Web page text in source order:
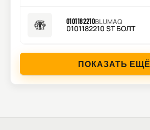
0101182210BLUMAQ
0101182210 ST БОЛТ
ПОКАЗАТЬ ЕЩЁ